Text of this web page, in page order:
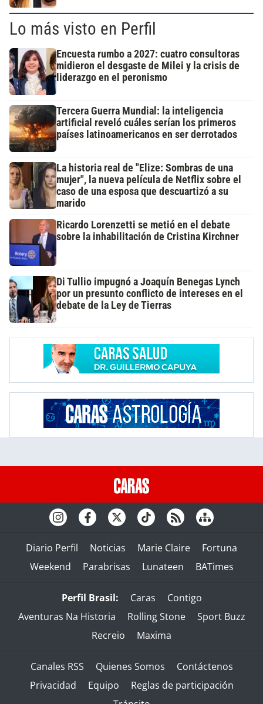
Lo más visto en Perfil
Encuesta rumbo a 2027: cuatro consultoras
midieron el desgaste de Milei y la crisis de
liderazgo en el peronismo
Tercera Guerra Mundial: la inteligencia
artificial reveló cuáles serían los primeros
países latinoamericanos en ser derrotados
La historia real de "Elize: Sombras de una
mujer", la nueva película de Netflix sobre el
caso de una esposa que descuartizó a su
marido
Ricardo Lorenzetti se metió en el debate
sobre la inhabilitación de Cristina Kirchner
Di Tullio impugnó a Joaquín Benegas Lynch
por un presunto conflicto de intereses en el
debate de la Ley de Tierras
Diario Perfil Noticias Marie Claire
Fortuna
Weekend
Parabrisas Lunateen BATimes
Perfil Brasil: Caras
Contigo
Aventuras Na Historia
Rolling Stone
Sport Buzz
Recreio
Maxima
Canales RSS Quienes Somos
Contáctenos
Privacidad
Equipo
Reglas de participación